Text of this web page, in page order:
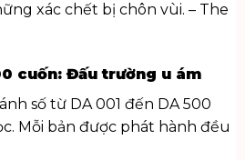
xác chết bị chôn vùi. – The
cuốn: Đấu trường u ám
số từ DA 001 đến DA 500
Mỗi bản được phát hành đều